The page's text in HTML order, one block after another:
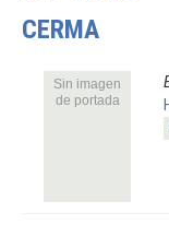
CERMA
Sin imagen
de portada